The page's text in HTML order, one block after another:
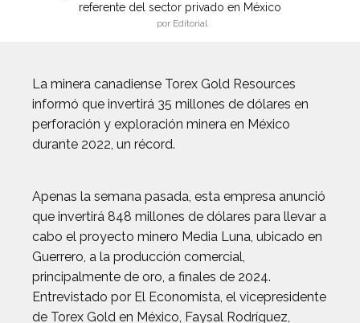
referente del sector privado en México
por Editorial
La minera canadiense Torex Gold Resources
informó que invertirá 35 millones de dólares en
perforación y exploración minera en México
durante 2022, un récord.
Apenas la semana pasada, esta empresa anunció
que invertirá 848 millones de dólares para llevar a
cabo el proyecto minero Media Luna, ubicado en
Guerrero, a la producción comercial,
principalmente de oro, a finales de 2024.
Entrevistado por El Economista, el vicepresidente
de Torex Gold en México, Faysal Rodríguez,